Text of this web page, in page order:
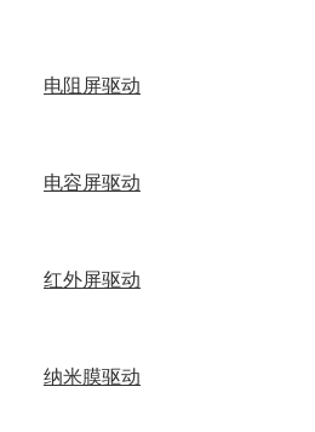
电阻屏驱动
电容屏驱动
红外屏驱动
纳米膜驱动